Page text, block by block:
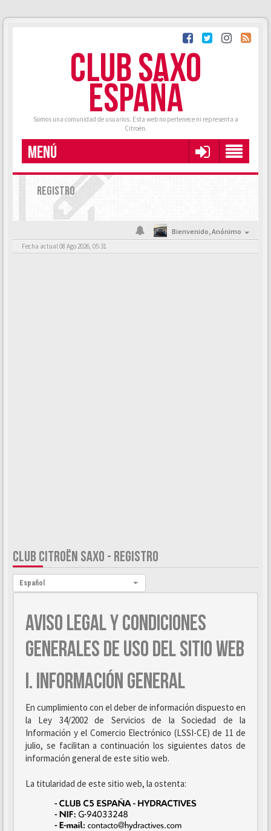
CLUB SAXO
ESPAÑA
Somos una comunidad de usuarios. Esta web no pertenece ni representa a
Citroën.
MENÚ
REGISTRO
Bienvenido,Anónimo
Fecha actual 08 Ago 2026, 05:31
CLUB CITROËN SAXO - REGISTRO
Idioma:
Español
AVISO LEGAL Y CONDICIONES
GENERALES DE USO DEL SITIO WEB
I. INFORMACIÓN GENERAL
En cumplimiento con el deber de información dispuesto en
la Ley 34/2002 de Servicios de la Sociedad de la
Información y el Comercio Electrónico (LSSI-CE) de 11 de
julio, se facilitan a continuación los siguientes datos de
información general de este sitio web.
La titularidad de este sitio web, la ostenta: